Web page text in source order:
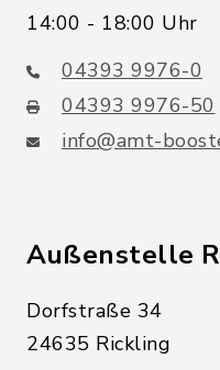
14:00 - 18:00 Uhr
04393 9976-0
04393 9976-50
info@amt-
Außenstelle
Dorfstraße 34
24635 Rickling